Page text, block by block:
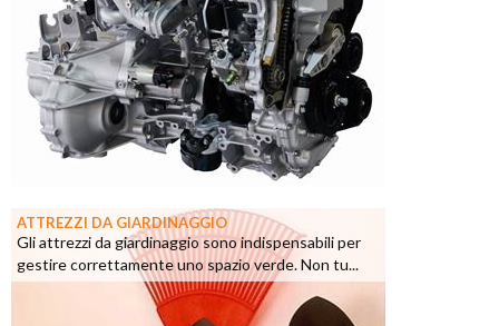
ATTREZZI DA GIARDINAGGIO
Gli attrezzi da giardinaggio sono indispensabili per
gestire correttamente uno spazio verde. Non tu...